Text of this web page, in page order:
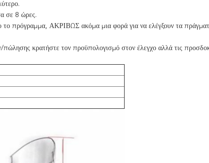
σε 8 ώρες.
το πρόγραμμα, ΑΚΡΙΒΩΣ ακόμα μια φορά για να ελέγξουν τα
κρατήστε τον προϋπολογισμό στον έλεγχο αλλά τις